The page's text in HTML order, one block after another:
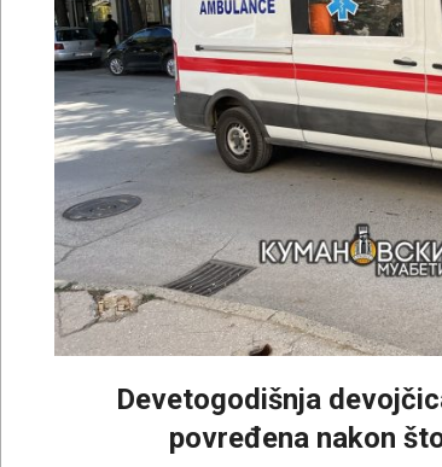
Devetogodišnja
povređena nakon